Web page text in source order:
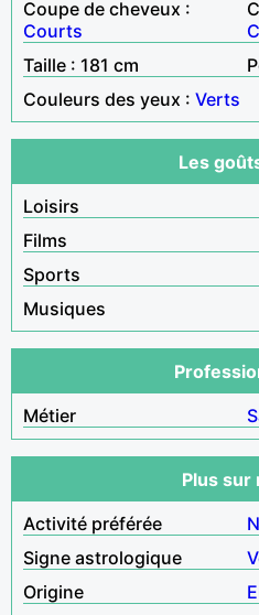
Coupe de cheveux :
Courts
Taille : 181 cm
Couleurs des yeux : Verts
Les
Loisirs
Films
Sports
Musiques
Métier
Plus sur
Activité préférée
Signe astrologique
Origine